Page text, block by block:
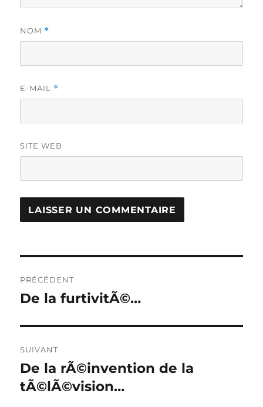
NOM *
E-MAIL *
SITE WEB
de
PRÉCÉDENT
Publication
De la furtivitÃ©…
SUIVANT
Publication
suivante :
De la rÃ©invention de la
tÃ©lÃ©vision…